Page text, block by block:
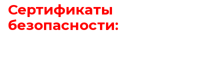
Сертификаты
безопасности: